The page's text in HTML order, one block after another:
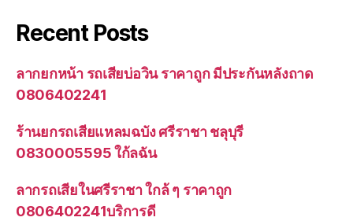
Recent Posts
ลากยกหน้า รถเสียบ่อวิน ราคาถูก มีประกันหลังถาด
0806402241
ร้านยกรถเสียแหลมฉบัง ศรีราชา ชลุบุรี
0830005595 ใก้ลฉัน
ลากรถเสียในศรีราชา ใกล้ ๆ ราคาถูก
0806402241บริการดี